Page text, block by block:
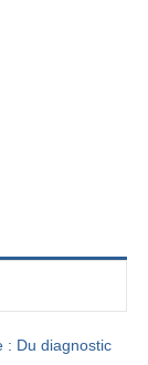
: Du diagnostic